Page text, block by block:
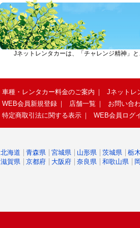
Jネットレンタカーは、「チャレンジ精神」
車種・レンタカー料金のご案内 Jネットレ
WEB会員新規登録
店舗一覧 お問い合
特定商取引法に関する表示
WEB会員ログ
北海道 青森県 宮城県 山形県 茨城県 栃
滋賀県
京都府 大阪府 奈良県 和歌山県